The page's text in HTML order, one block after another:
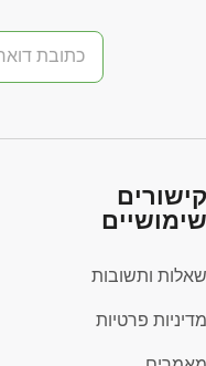
קישורים
שימושיים
שאלות ותשובות
מדיניות פרטיות